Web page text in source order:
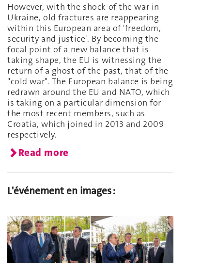
However, with the shock of the war in
Ukraine, old fractures are reappearing
within this European area of 'freedom,
security and justice'. By becoming the
focal point of a new balance that is
taking shape, the EU is witnessing the
return of a ghost of the past, that of the
"cold war". The European balance is being
redrawn around the EU and NATO, which
is taking on a particular dimension for
the most recent members, such as
Croatia, which joined in 2013 and 2009
respectively.
Read more
L'événement en images :